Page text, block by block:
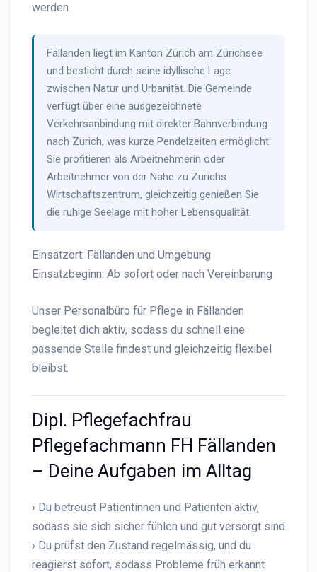
werden.
Fällanden liegt im Kanton Zürich am Zürichsee
und besticht durch seine idyllische Lage
zwischen Natur und Urbanität. Die Gemeinde
verfügt über eine ausgezeichnete
Verkehrsanbindung mit direkter Bahnverbindung
nach Zürich, was kurze Pendelzeiten ermöglicht.
Sie profitieren als Arbeitnehmerin oder
Arbeitnehmer von der Nähe zu Zürichs
Wirtschaftszentrum, gleichzeitig genießen Sie
die ruhige Seelage mit hoher Lebensqualität.
Einsatzort: Fällanden und Umgebung
Einsatzbeginn: Ab sofort oder nach Vereinbarung
Unser Personalbüro für Pflege in Fällanden
begleitet dich aktiv, sodass du schnell eine
passende Stelle findest und gleichzeitig flexibel
bleibst.
Dipl. Pflegefachfrau
Pflegefachmann FH Fällanden
– Deine Aufgaben im Alltag
› Du betreust Patientinnen und Patienten aktiv,
sodass sie sich sicher fühlen und gut versorgt sind
› Du prüfst den Zustand regelmässig, und du
reagierst sofort, sodass Probleme früh erkannt